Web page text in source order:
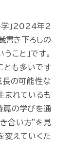
学」2024年2
書き下ろしの
こと」です。
とも多いです
長の可能性な
まれているも
篇の学びを通
き合い方”を見
変えていくた